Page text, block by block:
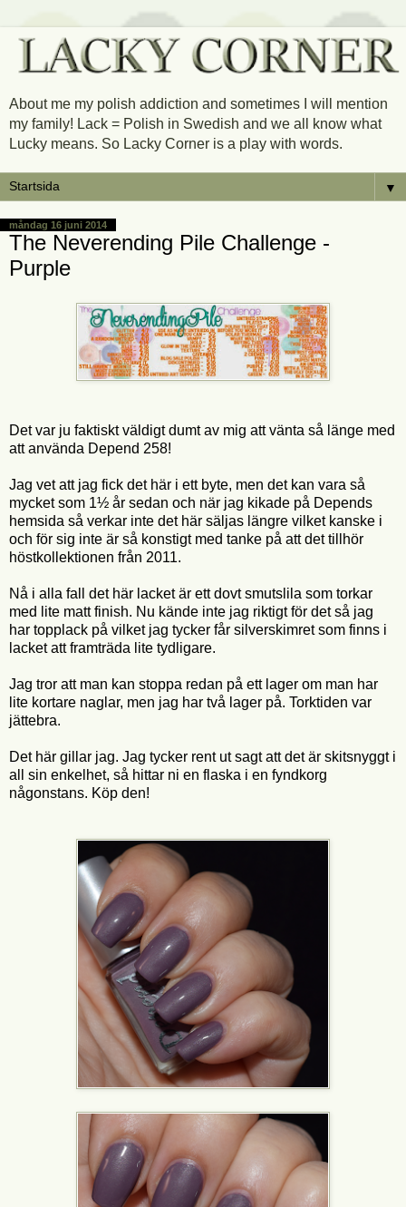
About me my polish addiction and sometimes I will mention
my family! Lack = Polish in Swedish and we all know what
Lucky means. So Lacky Corner is a play with words.
▼
måndag 16 juni 2014
The Neverending Pile Challenge -
Purple
Det var ju faktiskt väldigt dumt av mig att vänta så länge med
att använda Depend 258!
Jag vet att jag fick det här i ett byte, men det kan vara så
mycket som 1½ år sedan och när jag kikade på Depends
hemsida så verkar inte det här säljas längre vilket kanske i
och för sig inte är så konstigt med tanke på att det tillhör
höstkollektionen från 2011.
Nå i alla fall det här lacket är ett dovt smutslila som torkar
med lite matt finish. Nu kände inte jag riktigt för det så jag
har topplack på vilket jag tycker får silverskimret som finns i
lacket att framträda lite tydligare.
Jag tror att man kan stoppa redan på ett lager om man har
lite kortare naglar, men jag har två lager på. Torktiden var
jättebra.
Det här gillar jag. Jag tycker rent ut sagt att det är skitsnyggt i
all sin enkelhet, så hittar ni en flaska i en fyndkorg
någonstans. Köp den!